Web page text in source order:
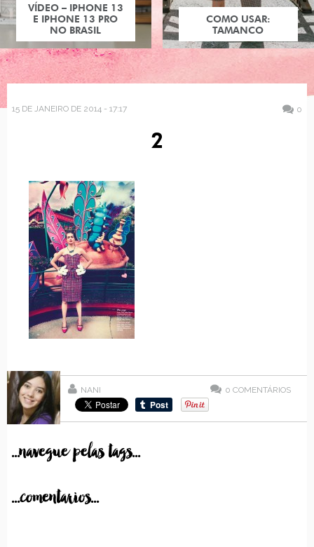
VÍDEO – IPHONE 13
E IPHONE 13 PRO
NO BRASIL
COMO USAR:
TAMANCO
15 DE JANEIRO DE 2014 - 17:17 0
2
NANI 0 COMENTÁRIOS
...navegue pelas tags...
...comentarios...